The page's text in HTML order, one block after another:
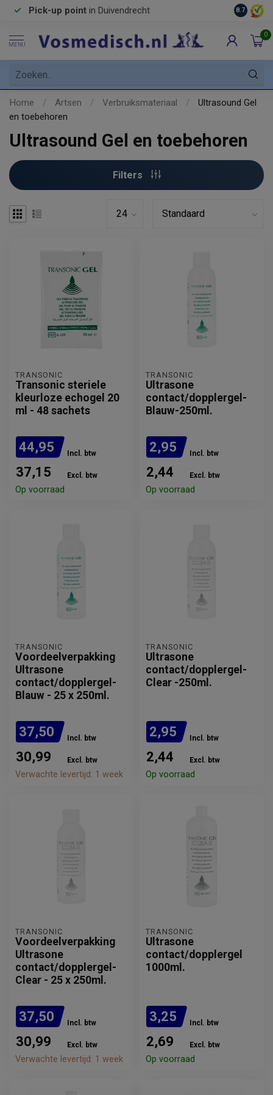
Pick-up point in Duivendrecht 8.7
MENU
0
Home / Artsen / Verbruiksmateriaal /
Ultrasound Gel
en toebehoren
Ultrasound Gel en toebehoren
Filters
TRANSONIC
Transonic steriele
kleurloze echogel 20
ml - 48 sachets
44,95 Incl. btw
37,15 Excl. btw
Op voorraad
TRANSONIC
Ultrasone
contact/dopplergel-
Blauw-250ml.
2,95 Incl. btw
2,44 Excl. btw
Op voorraad
TRANSONIC
Voordeelverpakking
Ultrasone
contact/dopplergel-
Blauw - 25 x 250ml.
37,50 Incl. btw
30,99 Excl. btw
Verwachte levertijd: 1 week
TRANSONIC
Ultrasone
contact/dopplergel-
Clear -250ml.
2,95 Incl. btw
2,44 Excl. btw
Op voorraad
TRANSONIC
Voordeelverpakking
Ultrasone
contact/dopplergel-
Clear - 25 x 250ml.
37,50 Incl. btw
30,99 Excl. btw
Verwachte levertijd: 1 week
TRANSONIC
Ultrasone
contact/dopplergel
1000ml.
3,25 Incl. btw
2,69 Excl. btw
Op voorraad